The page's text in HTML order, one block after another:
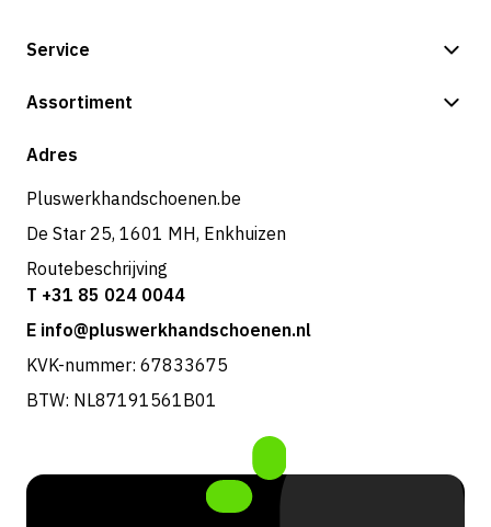
Service
Betalingsmogelijkheden
Retouren & service
Assortiment
Shop
Adres
Pluswerkhandschoenen.be
De Star 25, 1601 MH, Enkhuizen
Routebeschrijving
T +31 85 024 0044
E info@pluswerkhandschoenen.nl
KVK-nummer: 67833675
BTW: NL87191561B01